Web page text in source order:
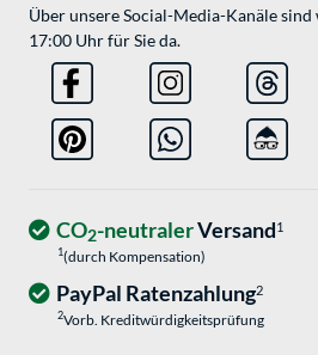
Über unsere Social-Media-Kanäle
17:00 Uhr für Sie da.
CO2-neutralerVersand1
1(durch Kompensation)
PayPal Ratenzahlung2
2Vorb. Kreditwürdigkeitsprüfung